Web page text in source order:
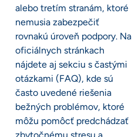
alebo tretím stranám, ktoré
nemusia zabezpečiť
rovnakú úroveň podpory. Na
oficiálnych stránkach
nájdete aj sekciu s častými
otázkami (FAQ), kde sú
často uvedené riešenia
bežných problémov, ktoré
môžu pomôcť predchádzať